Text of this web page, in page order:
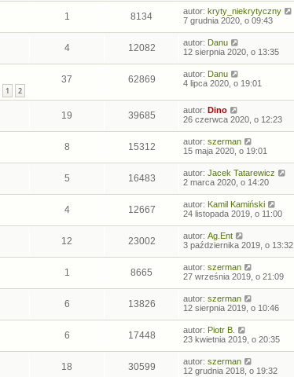
1 8134 autor: kryty_niekrytyczny
7 grudnia 2020, o 09:43
4 12082 autor: Danu
12 sierpnia 2020, o 13:35
1 2
37 62869 autor: Danu
4 lipca 2020, o 19:01
19 39685 autor: Dino
26 czerwca 2020, o 12:23
8 15312 autor: szerman
15 maja 2020, o 19:01
5 16483 autor: Jacek Tatarewicz
2 marca 2020, o 14:20
4 12667 autor: Kamil Kamiński
24 listopada 2019, o 11:00
12 23002 autor: Ag.Ent
3 października 2019, o 13:32
1 8665 autor: szerman
27 września 2019, o 21:09
6 13826 autor: szerman
12 sierpnia 2019, o 10:46
6 17448 autor: Piotr B.
23 kwietnia 2019, o 20:35
18 30599 autor: szerman
12 grudnia 2018, o 19:32